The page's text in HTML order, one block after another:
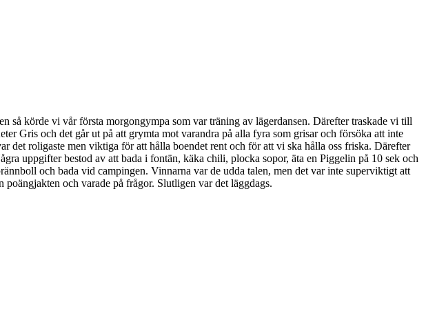
körde vi vår första morgongympa som var träning av lägerdansen. Därefter traskade vi till
Gris och det går ut på att grymta mot varandra på alla fyra som grisar och försöka att inte
det roligaste men viktiga för att hålla boendet rent och för att vi ska hålla oss friska. Därefter
uppgifter bestod av att bada i fontän, käka chili, plocka sopor, äta en Piggelin på 10 sek och
och bada vid campingen. Vinnarna var de udda talen, men det var inte superviktigt att
och varade på frågor. Slutligen var det läggdags.